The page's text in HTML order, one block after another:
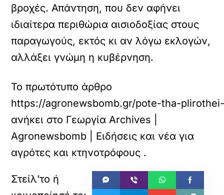
βροχές. Απάντηση, που δεν αφήνει
ιδιαίτερα περιθώρια αισιοδοξίας στους
παραγωγούς, εκτός κι αν λόγω εκλογών,
αλλάξει γνώμη η κυβέρνηση.
Το πρωτότυπο άρθρο
https://agronewsbomb.gr/pote-tha-
ανήκει στο Γεωργία Archives |
Agronewsbomb | Ειδήσεις και νέα για
αγρότες και κτηνοτρόφους .